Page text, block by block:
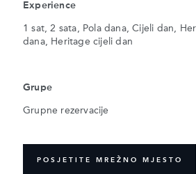
Experience
1 sat, 2 sata, Pola dana, Cijeli dan,
dana, Heritage cijeli dan
Grupe
Grupne rezervacije
POSJETITE MREŽNO MJESTO